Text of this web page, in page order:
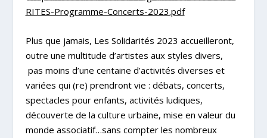
RITES-Programme-Concerts-2023.pdf
Plus que jamais, Les Solidarités 2023 accueilleront,
outre une multitude d’artistes aux styles divers,
pas moins d’une centaine d’activités diverses et
variées qui (re) prendront vie : débats, concerts,
spectacles pour enfants, activités ludiques,
découverte de la culture urbaine, mise en valeur du
monde associatif…sans compter les nombreux